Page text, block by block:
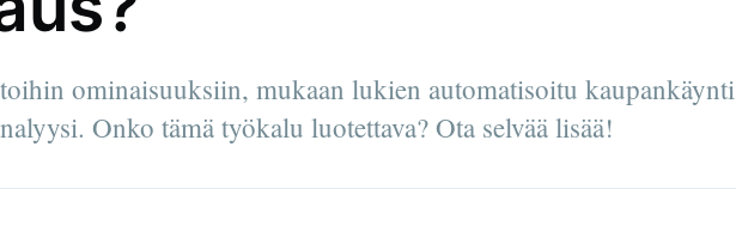
ominaisuuksiin, mukaan lukien automatisoitu kaupankäynti
Onko tämä työkalu luotettava? Ota selvää lisää!